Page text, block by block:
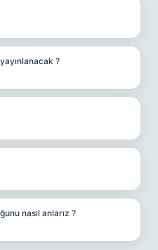
?
nasıl anlarız ?